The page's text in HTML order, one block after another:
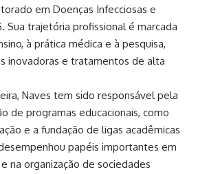
em Doenças Infecciosas e
Sua trajetória profissional é marcada
à prática médica e à pesquisa,
inovadoras e tratamentos de alta
Naves tem sido responsável pela
de programas educacionais, como
e a fundação de ligas acadêmicas
papéis importantes em
na organização de sociedades